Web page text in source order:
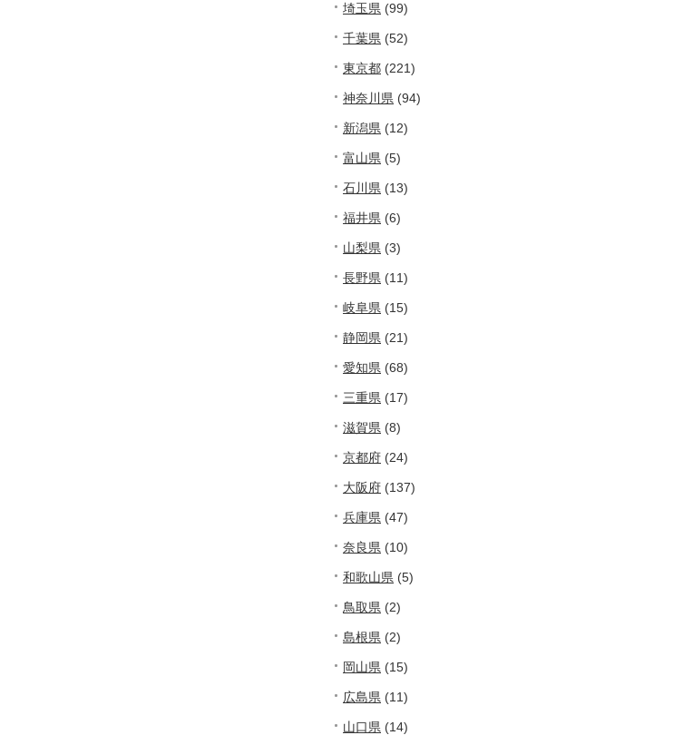
埼玉県 (99)
千葉県 (52)
東京都 (221)
神奈川県 (94)
新潟県 (12)
富山県 (5)
石川県 (13)
福井県 (6)
山梨県 (3)
長野県 (11)
岐阜県 (15)
静岡県 (21)
愛知県 (68)
三重県 (17)
滋賀県 (8)
京都府 (24)
大阪府 (137)
兵庫県 (47)
奈良県 (10)
和歌山県 (5)
鳥取県 (2)
島根県 (2)
岡山県 (15)
広島県 (11)
山口県 (14)